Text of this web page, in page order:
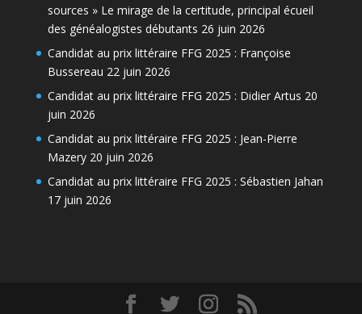
sources » Le mirage de la certitude, principal écueil
des généalogistes débutants 26 juin 2026
Candidat au prix littéraire FFG 2025 : Françoise
Bussereau 22 juin 2026
Candidat au prix littéraire FFG 2025 : Didier Artus 20
juin 2026
Candidat au prix littéraire FFG 2025 : Jean-Pierre
Mazery 20 juin 2026
Candidat au prix littéraire FFG 2025 : Sébastien Jahan
17 juin 2026